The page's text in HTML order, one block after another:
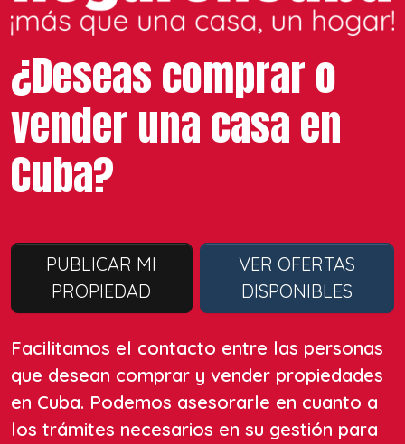
¿Deseas comprar o
vender una casa en
Cuba?
PUBLICAR MI
PROPIEDAD
VER OFERTAS
DISPONIBLES
Facilitamos el contacto entre las personas
que desean comprar y vender propiedades
en Cuba. Podemos asesorarle en cuanto a
los trámites necesarios en su gestión para